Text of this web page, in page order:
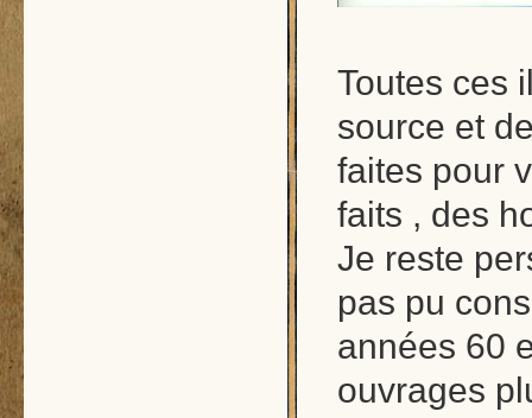
Toutes ces
source et
faites pour
faits , des
Je reste
pas pu
années 60
ouvrages